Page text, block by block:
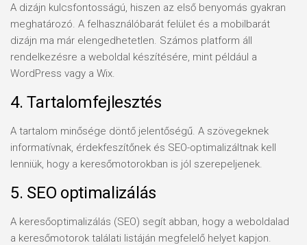
A dizájn kulcsfontosságú, hiszen az első benyomás gyakran
meghatározó. A felhasználóbarát felület és a mobilbarát
dizájn ma már elengedhetetlen. Számos platform áll
rendelkezésre a weboldal készítésére, mint például a
WordPress vagy a Wix.
4. Tartalomfejlesztés
A tartalom minősége döntő jelentőségű. A szövegeknek
informatívnak, érdekfeszítőnek és SEO-optimalizáltnak kell
lenniük, hogy a keresőmotorokban is jól szerepeljenek.
5. SEO optimalizálás
A keresőoptimalizálás (SEO) segít abban, hogy a weboldalad
a keresőmotorok találati listáján megfelelő helyet kapjon.